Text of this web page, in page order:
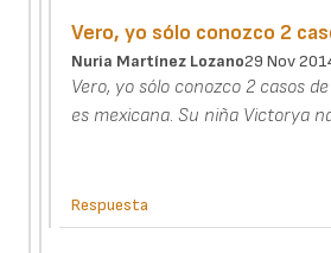
Vero, yo sólo conozco 2
Nuria Martínez Lozano29 Nov
Vero, yo sólo conozco 2 casos
es mexicana. Su niña Victorya
Respuesta